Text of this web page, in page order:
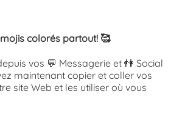
colorés partout! 🥰
vos 💬 Messagerie et 👫 Social
maintenant copier et coller vos
site Web et les utiliser où vous